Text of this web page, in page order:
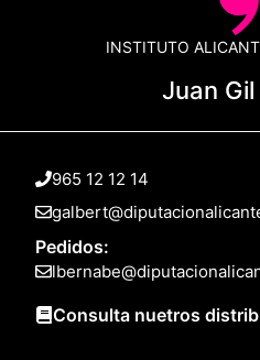
INSTITUTO
Juan
965 12 12 14
Pedidos:
Consulta nuetros